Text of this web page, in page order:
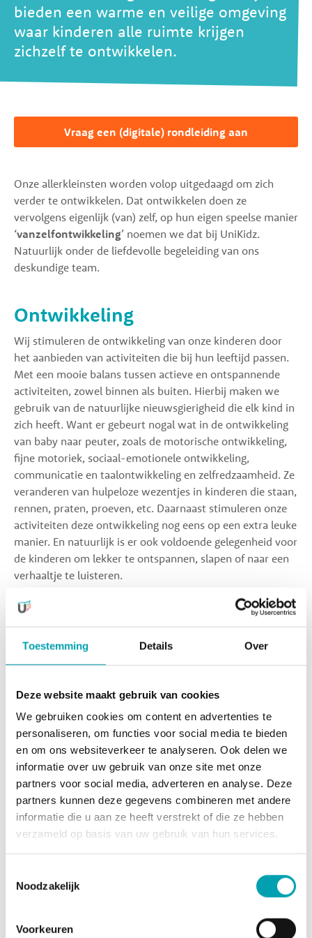
Toestemming Details Over
Deze website maakt gebruik van cookies
We gebruiken cookies om content en advertenties te
personaliseren, om functies voor social media te bieden
en om ons websiteverkeer te analyseren. Ook delen we
informatie over uw gebruik van onze site met onze
partners voor social media, adverteren en analyse. Deze
partners kunnen deze gegevens combineren met andere
informatie die u aan ze heeft verstrekt of die ze hebben
verzameld op basis van uw gebruik van hun services.
Noodzakelijk
Voorkeuren
bieden een warme en veilige omgeving
waar kinderen alle ruimte krijgen
zichzelf te ontwikkelen.
Vraag een (digitale) rondleiding aan
Onze allerkleinsten worden volop uitgedaagd om zich
verder te ontwikkelen. Dat ontwikkelen doen ze
vervolgens eigenlijk (van) zelf, op hun eigen speelse manier
‘vanzelfontwikkeling’ noemen we dat bij UniKidz.
Natuurlijk onder de liefdevolle begeleiding van ons
deskundige team.
Ontwikkeling
Wij stimuleren de ontwikkeling van onze kinderen door
het aanbieden van activiteiten die bij hun leeftijd passen.
Met een mooie balans tussen actieve en ontspannende
activiteiten, zowel binnen als buiten. Hierbij maken we
gebruik van de natuurlijke nieuwsgierigheid die elk kind in
zich heeft. Want er gebeurt nogal wat in de ontwikkeling
van baby naar peuter, zoals de motorische ontwikkeling,
fijne motoriek, sociaal-emotionele ontwikkeling,
communicatie en taalontwikkeling en zelfredzaamheid. Ze
veranderen van hulpeloze wezentjes in kinderen die staan,
rennen, praten, proeven, etc. Daarnaast stimuleren onze
activiteiten deze ontwikkeling nog eens op een extra leuke
manier. En natuurlijk is er ook voldoende gelegenheid voor
de kinderen om lekker te ontspannen, slapen of naar een
verhaaltje te luisteren.
Bij UniKidz zijn de kinderdagverblijven zo ingericht dat
kinderen op een veilige manier hun gang kunnen gaan.
Omdatonze locaties
zijn uitgerust met ruimtes als een
sportzaal, kookstudio, dans-/theaterzaal, STEAM
veel activiteiten op onze eigen locaties verzorgen.
Op onze kinderdagverblijven werken we met vaste
gezichten op de groep. Dit geeft vertrouwen en zorgt voor
geborgenheid.Onze pedagogisch medewerkerszorgen
voor een prettige sfeer zodat kinderen zich snel
thuisvoelen bij UniKidz. Ons team bestaat uit bevlogen
MBO-, HBO- en WO-gediplomeerde medewerkers, met
ieder zijn eigen specialisme. Denk daarbij aan bijvoorbeeld
een creatief therapeut, dans- en theaterdocent, sport- en